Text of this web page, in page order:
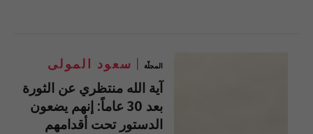
المجلّة سعود المولى
آية الله منتظري عن الثورة
بعد 30 عاماً: إنهم يضعون
الدستور تحت أقدامهم